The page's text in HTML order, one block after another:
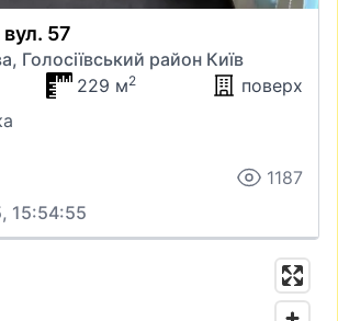
57
Голосіївський район Київ
229 м2
поверх
1187
15:54:55